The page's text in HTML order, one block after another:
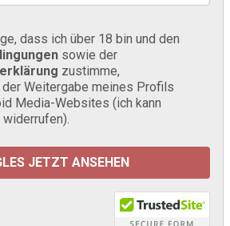
dass ich über 18 bin und den
sowie der
zustimme,
Weitergabe meines Profils
Media-Websites (ich kann